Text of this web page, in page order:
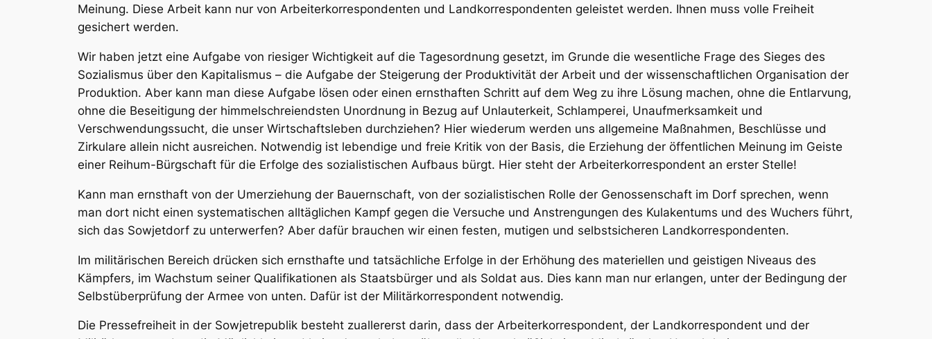
Meinung. Diese Arbeit kann nur von Arbeiterkorrespondenten und Landkorrespondenten geleistet werden. Ihnen muss volle Freiheit
gesichert werden.
Wir haben jetzt eine Aufgabe von riesiger Wichtigkeit auf die Tagesordnung gesetzt, im Grunde die wesentliche Frage des Sieges des
Sozialismus über den Kapitalismus – die Aufgabe der Steigerung der Produktivität der Arbeit und der wissenschaftlichen Organisation der
Produktion. Aber kann man diese Aufgabe lösen oder einen ernsthaften Schritt auf dem Weg zu ihre Lösung machen, ohne die Entlarvung,
ohne die Beseitigung der himmelschreiendsten Unordnung in Bezug auf Unlauterkeit, Schlamperei, Unaufmerksamkeit und
Verschwendungssucht, die unser Wirtschaftsleben durchziehen? Hier wiederum werden uns allgemeine Maßnahmen, Beschlüsse und
Zirkulare allein nicht ausreichen. Notwendig ist lebendige und freie Kritik von der Basis, die Erziehung der öffentlichen Meinung im Geiste
einer Reihum-Bürgschaft für die Erfolge des sozialistischen Aufbaus bürgt. Hier steht der Arbeiterkorrespondent an erster Stelle!
Kann man ernsthaft von der Umerziehung der Bauernschaft, von der sozialistischen Rolle der Genossenschaft im Dorf sprechen, wenn
man dort nicht einen systematischen alltäglichen Kampf gegen die Versuche und Anstrengungen des Kulakentums und des Wuchers führt,
sich das Sowjetdorf zu unterwerfen? Aber dafür brauchen wir einen festen, mutigen und selbstsicheren Landkorrespondenten.
Im militärischen Bereich drücken sich ernsthafte und tatsächliche Erfolge in der Erhöhung des materiellen und geistigen Niveaus des
Kämpfers, im Wachstum seiner Qualifikationen als Staatsbürger und als Soldat aus. Dies kann man nur erlangen, unter der Bedingung der
Selbstüberprüfung der Armee von unten. Dafür ist der Militärkorrespondent notwendig.
Die Pressefreiheit in der Sowjetrepublik besteht zuallererst darin, dass der Arbeiterkorrespondent, der Landkorrespondent und der